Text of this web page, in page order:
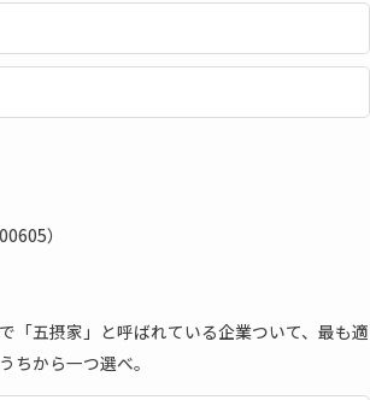
）
「五摂家」と呼ばれている企業ついて、最も適
ちから一つ選べ。